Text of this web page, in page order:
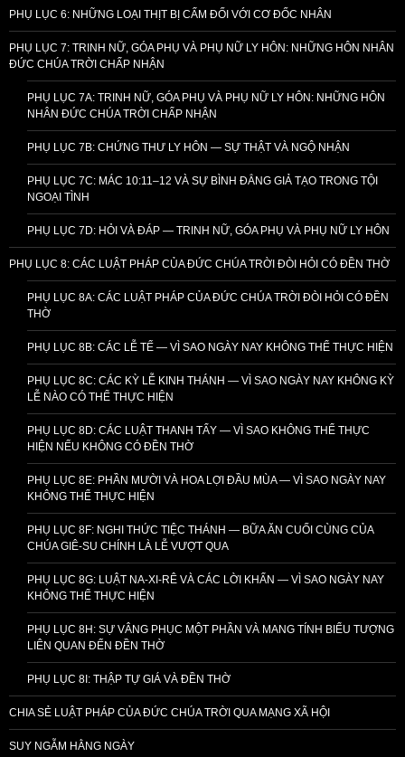
PHỤ LỤC 6: NHỮNG LOẠI THỊT BỊ CẤM ĐỐI VỚI CƠ ĐỐC NHÂN
PHỤ LỤC 7: TRINH NỮ, GÓA PHỤ VÀ PHỤ NỮ LY HÔN: NHỮNG HÔN NHÂN
ĐỨC CHÚA TRỜI CHẤP NHẬN
PHỤ LỤC 7A: TRINH NỮ, GÓA PHỤ VÀ PHỤ NỮ LY HÔN: NHỮNG HÔN
NHÂN ĐỨC CHÚA TRỜI CHẤP NHẬN
PHỤ LỤC 7B: CHỨNG THƯ LY HÔN — SỰ THẬT VÀ NGỘ NHẬN
PHỤ LỤC 7C: MÁC 10:11–12 VÀ SỰ BÌNH ĐẲNG GIẢ TẠO TRONG TỘI
NGOẠI TÌNH
PHỤ LỤC 7D: HỎI VÀ ĐÁP — TRINH NỮ, GÓA PHỤ VÀ PHỤ NỮ LY HÔN
PHỤ LỤC 8: CÁC LUẬT PHÁP CỦA ĐỨC CHÚA TRỜI ĐÒI HỎI CÓ ĐỀN THỜ
PHỤ LỤC 8A: CÁC LUẬT PHÁP CỦA ĐỨC CHÚA TRỜI ĐÒI HỎI CÓ ĐỀN
THỜ
PHỤ LỤC 8B: CÁC LỄ TẾ — VÌ SAO NGÀY NAY KHÔNG THỂ THỰC HIỆN
PHỤ LỤC 8C: CÁC KỲ LỄ KINH THÁNH — VÌ SAO NGÀY NAY KHÔNG KỲ
LỄ NÀO CÓ THỂ THỰC HIỆN
PHỤ LỤC 8D: CÁC LUẬT THANH TẨY — VÌ SAO KHÔNG THỂ THỰC
HIỆN NẾU KHÔNG CÓ ĐỀN THỜ
PHỤ LỤC 8E: PHẦN MƯỜI VÀ HOA LỢI ĐẦU MÙA — VÌ SAO NGÀY NAY
KHÔNG THỂ THỰC HIỆN
PHỤ LỤC 8F: NGHI THỨC TIỆC THÁNH — BỮA ĂN CUỐI CÙNG CỦA
CHÚA GIÊ-SU CHÍNH LÀ LỄ VƯỢT QUA
PHỤ LỤC 8G: LUẬT NA-XI-RÊ VÀ CÁC LỜI KHẤN — VÌ SAO NGÀY NAY
KHÔNG THỂ THỰC HIỆN
PHỤ LỤC 8H: SỰ VÂNG PHỤC MỘT PHẦN VÀ MANG TÍNH BIỂU TƯỢNG
LIÊN QUAN ĐẾN ĐỀN THỜ
PHỤ LỤC 8I: THẬP TỰ GIÁ VÀ ĐỀN THỜ
CHIA SẺ LUẬT PHÁP CỦA ĐỨC CHÚA TRỜI QUA MẠNG XÃ HỘI
SUY NGẪM HẰNG NGÀY